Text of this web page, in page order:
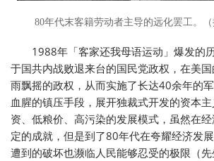
80年代末客籍劳动者主导的远化罢工。（
1988年「客家还我母语运动」爆发的
于国共内战败退来台的国民党政权，在美
雨飘摇的政权，从而实施了长达40余年的
血腥的镇压手段，展开独裁式开发的资本
资、低粮价、高污染的发展模式，虽然在
定的成就，但是到了80年代在夸耀经济发
遭到的破坏也濒临人民能够忍受的极限（